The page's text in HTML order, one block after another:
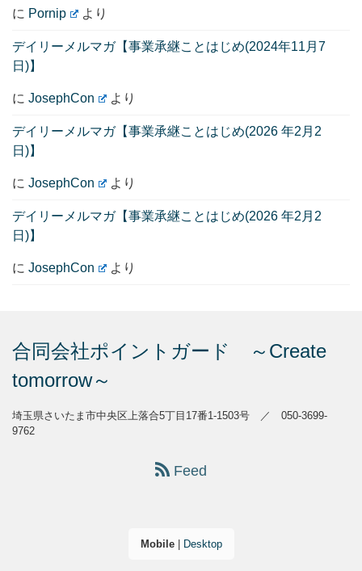
に Pornip より
デイリーメルマガ【事業承継ことはじめ(2024年11月7
日)】
に JosephCon より
デイリーメルマガ【事業承継ことはじめ(2026 年2月2
日)】
に JosephCon より
デイリーメルマガ【事業承継ことはじめ(2026 年2月2
日)】
に JosephCon より
合同会社ポイントガード ～Create
tomorrow～
埼玉県さいたま市中央区上落合5丁目17番1-1503号 ／ 050-3699-
9762
Feed
Mobile| Desktop